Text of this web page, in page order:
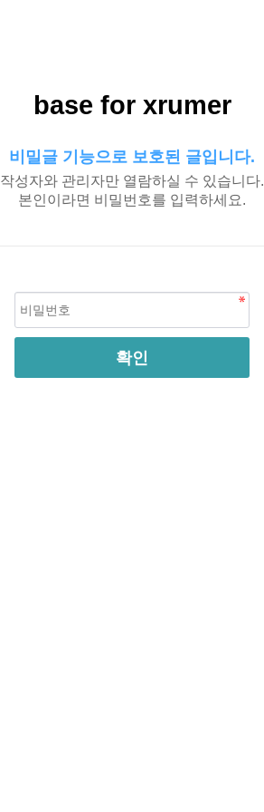
base for xrumer
비밀글 기능으로 보호된 글입니다.
작성자와 관리자만 열람하실 수 있습니다.
본인이라면 비밀번호를 입력하세요.